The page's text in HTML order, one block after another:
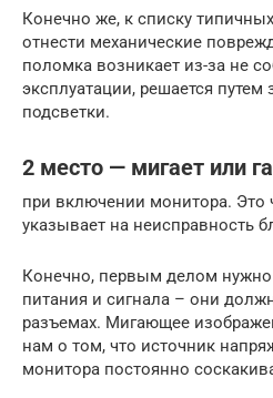
Конечно же, к списку
отнести механические
поломка возникает из-за не
эксплуатации, решается
подсветки.
2 место — мигает или
при включении монитора. Это
указывает на неисправность
Конечно, первым делом нужно
питания и сигнала – они
разъемах. Мигающее
нам о том, что источник
монитора постоянно